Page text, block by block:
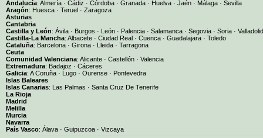
Andalucía: Almería · Cádiz · Córdoba · Granada · Huelva · Jaén · Málaga · Sevilla
Aragón: Huesca · Teruel · Zaragoza
Asturias
Cantabria
Castilla y León: Ávila · Burgos · León · Palencia · Salamanca · Segovia · Soria · Valladolid
Castilla-La Mancha: Albacete · Ciudad Real · Cuenca · Guadalajara · Toledo
Cataluña: Barcelona · Girona · Lleida · Tarragona
Ceuta
Comunidad Valenciana: Alicante · Castellón · Valencia
Extremadura: Badajoz · Cáceres
Galicia: A Coruña · Lugo · Ourense · Pontevedra
Islas Baleares
Islas Canarias: Las Palmas · Santa Cruz De Tenerife
La Rioja
Madrid
Melilla
Murcia
Navarra
País Vasco: Álava · Guipuzcoa · Vizcaya